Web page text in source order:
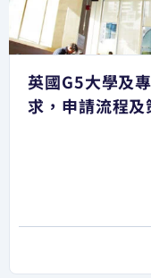
英國G5大學及
求，申請流程及